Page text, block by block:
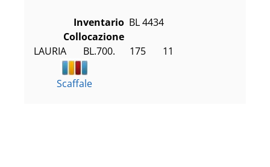
Inventario BL 4434
Collocazione
LAURIA       BL.700.      175       11
Scaffale